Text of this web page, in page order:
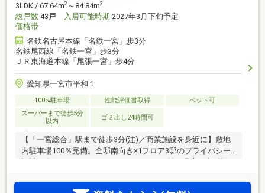
3LDK / 67.64m2 ～84.84m2
総戸数 43戸 入居可能時期 2027年3月下旬予定
価格帯 -
名鉄名古屋本線「名鉄一宮」歩3分
名鉄尾西線「名鉄一宮」歩3分
ＪＲ東海道本線「尾張一宮」歩4分
愛知県一宮市平和１
100%駐車場 性能評価書取得
ペット可
スーパーまで徒歩5分
以内
ゴミ出し24時間可
【「一宮総合」駅まで徒歩3分(注)／商業施設を身近に】敷地
内駐車場100％完備。全邸南向き×1フロア3邸のプライバシー
ンクルームを配置。税制・金利面で優遇措置が受けられる